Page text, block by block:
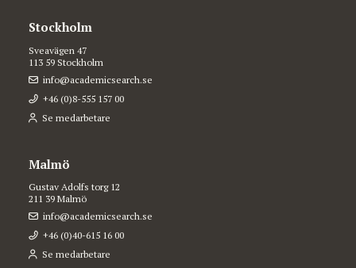
Stockholm
Sveavägen 47
113 59 Stockholm
info@academicsearch.se
+46 (0)8-555 157 00
Se medarbetare
Malmö
Gustav Adolfs torg 12
211 39 Malmö
info@academicsearch.se
+46 (0)40-615 16 00
Se medarbetare